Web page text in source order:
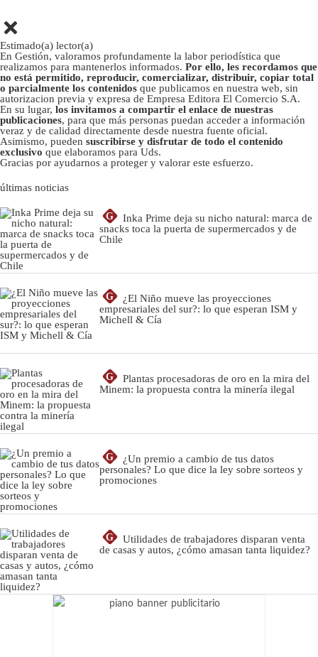
Estimado(a) lector(a)
En Gestión, valoramos profundamente la labor periodística que
realizamos para mantenerlos informados. Por ello, les recordamos que
no está permitido, reproducir, comercializar, distribuir, copiar total
o parcialmente los contenidos que publicamos en nuestra web, sin
autorizacion previa y expresa de Empresa Editora El Comercio S.A.
En su lugar, los invitamos a compartir el enlace de nuestras
publicaciones, para que más personas puedan acceder a información
veraz y de calidad directamente desde nuestra fuente oficial.
Asimismo, pueden suscribirse y disfrutar de todo el contenido
exclusivo que elaboramos para Uds.
Gracias por ayudarnos a proteger y valorar este esfuerzo.
últimas noticias
G
Inka Prime deja su nicho natural: marca de
snacks toca la puerta de supermercados y de
Chile
G
¿El Niño mueve las proyecciones
empresariales del sur?: lo que esperan ISM y
Michell & Cía
G
Plantas procesadoras de oro en la mira del
Minem: la propuesta contra la minería ilegal
G
¿Un premio a cambio de tus datos
personales? Lo que dice la ley sobre sorteos y
promociones
G
Utilidades de trabajadores disparan venta
de casas y autos, ¿cómo amasan tanta liquidez?